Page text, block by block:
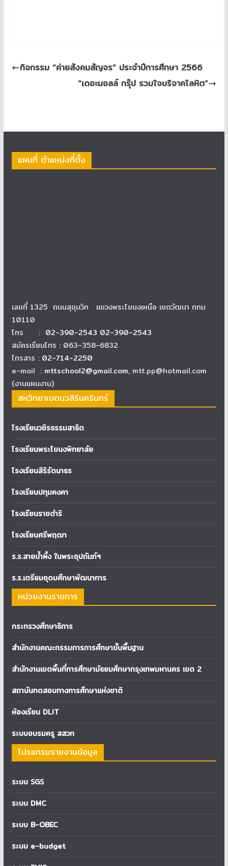
กิจกรรม “ค่ายสังคมสัญจร” ประจำปีการศึกษา 2566
“เดอะมอลล์ กรุ๊ป รวมใจบริจาคโลหิต”
แผนที่ ตำแหน่งที่ตั้ง
เลขที่ 1325 ถนนสุขุมวิท แขวงพระโขนงเหนือ เขตวัฒนา กทม
10110
โทร : 02-390-2543 02-390-2543
สมัครเรียนโทร : 063-358-6832
โทรสาร : 02-714-2250
e-mail : mttschool2@gmail.com, mtt.pp@hotmail.com
(งานแผนงาน)
สหวิทยาเขตนวสิรินครินทร์
โรงเรียนวชิรธรรมสาธิต
โรงเรียนพระโขนงพิทยาลัย
โรงเรียนสิริรัตนาธร
โรงเรียนปทุมคงคา
โรงเรียนราชดำริ
โรงเรียนศรีพฤฒา
ร.ร.สายน้ำผึ้ง ในพระอุปถัมภ์ฯ
ร.ร.เตรียมอุดมศึกษาพัฒนาการ
หน่วยงานราชการ
กระทรวงศึกษาธิการ
สำนักงานคณะกรรมการการศึกษาขั้นพื้นฐาน
สำนักงานเขตพื้นที่การศึกษามัธยมศึกษากรุงเทพมหานคร เขต 2
สถาบันทดสอบทางการศึกษาแห่งชาติ
ห้องเรียน DLIT
ระบบอบรมครู สสวท
โปรแกรมรายงานข้อมูล
ระบบ SGS
ระบบ DMC
ระบบ B-OBEC
ระบบ e-budget